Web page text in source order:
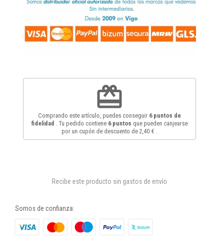
redeem
Comprando este artículo, puedes conseguir 6puntos de
fidelidad
. Tu pedido contiene 6puntos que pueden canjearse
por un cupón de descuento de 2,40 €
Recibe este producto sin gastos de envío
Somos de confianza: